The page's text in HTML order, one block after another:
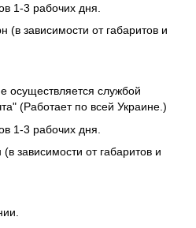
1-3 рабочих дня.
(в зависимости от габаритов и
осуществляется службой
(Работает по всей Украине.)
1-3 рабочих дня.
зависимости от габаритов и